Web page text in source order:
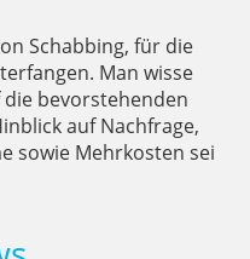
Schabbing, für die
Man wisse
bevorstehenden
auf Nachfrage,
sowie Mehrkosten sei